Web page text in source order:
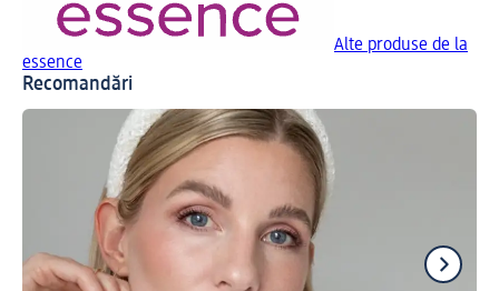
Alte produse de la
essence
Recomandări